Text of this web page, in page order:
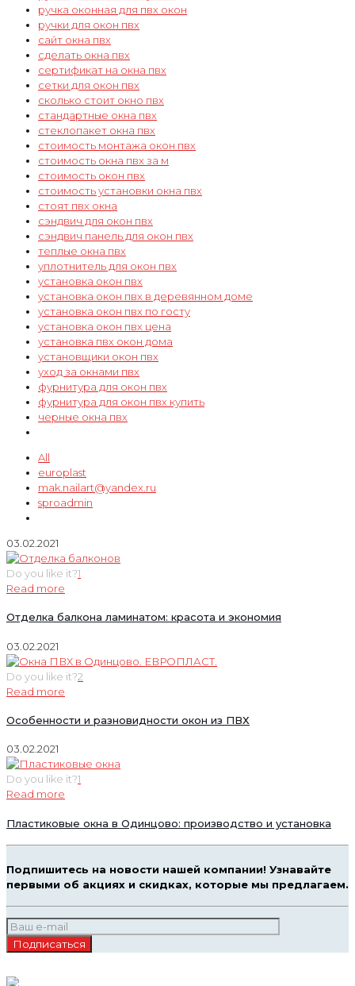
ручка оконная для пвх окон
ручки для окон пвх
сайт окна пвх
сделать окна пвх
сертификат на окна пвх
сетки для окон пвх
сколько стоит окно пвх
стандартные окна пвх
стеклопакет окна пвх
стоимость монтажа окон пвх
стоимость окна пвх за м
стоимость окон пвх
стоимость установки окна пвх
стоят пвх окна
сэндвич для окон пвх
сэндвич панель для окон пвх
теплые окна пвх
уплотнитель для окон пвх
установка окон пвх
установка окон пвх в деревянном доме
установка окон пвх по госту
установка окон пвх цена
установка пвх окон дома
установщики окон пвх
уход за окнами пвх
фурнитура для окон пвх
фурнитура для окон пвх купить
черные окна пвх
All
europlast
mak.nailart@yandex.ru
sproadmin
03.02.2021
Do you like it?1
Read more
Отделка балкона ламинатом: красота и экономия
03.02.2021
Do you like it?2
Read more
Особенности и разновидности окон из ПВХ
03.02.2021
Do you like it?1
Read more
Пластиковые окна в Одинцово: производство и установка
Подпишитесь на новости нашей компании! Узнавайте
первыми об акциях и скидках, которые мы предлагаем.